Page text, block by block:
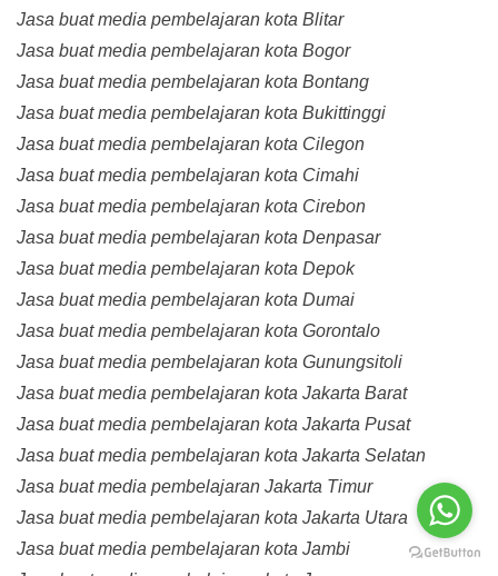
Jasa buat media pembelajaran kota Blitar
Jasa buat media pembelajaran kota Bogor
Jasa buat media pembelajaran kota Bontang
Jasa buat media pembelajaran kota Bukittinggi
Jasa buat media pembelajaran kota Cilegon
Jasa buat media pembelajaran kota Cimahi
Jasa buat media pembelajaran kota Cirebon
Jasa buat media pembelajaran kota Denpasar
Jasa buat media pembelajaran kota Depok
Jasa buat media pembelajaran kota Dumai
Jasa buat media pembelajaran kota Gorontalo
Jasa buat media pembelajaran kota Gunungsitoli
Jasa buat media pembelajaran kota Jakarta Barat
Jasa buat media pembelajaran kota Jakarta Pusat
Jasa buat media pembelajaran kota Jakarta Selatan
Jasa buat media pembelajaran Jakarta Timur
Jasa buat media pembelajaran kota Jakarta Utara
Jasa buat media pembelajaran kota Jambi